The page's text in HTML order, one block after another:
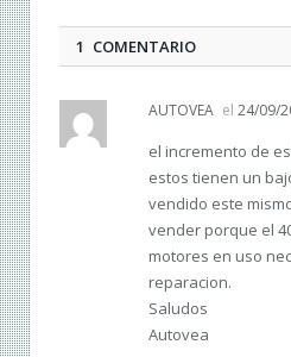
1 COMENTARIO
AUTOVEA el 24/09/
el incremento de
estos tienen un
vendido este
vender porque el
motores en uso
reparacion.
Saludos
Autovea